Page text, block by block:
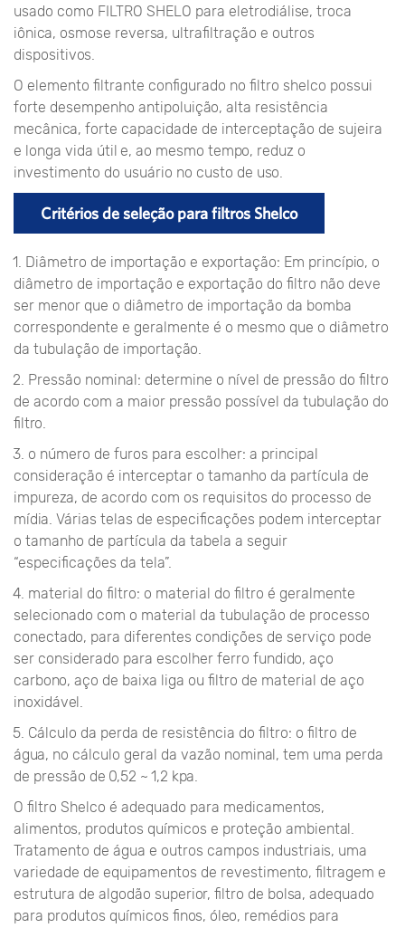
usado como FILTRO SHELO para eletrodiálise, troca
iônica, osmose reversa, ultrafiltração e outros
dispositivos.
O elemento filtrante configurado no filtro shelco possui
forte desempenho antipoluição, alta resistência
mecânica, forte capacidade de interceptação de sujeira
e longa vida útil e, ao mesmo tempo, reduz o
investimento do usuário no custo de uso.
Critérios de seleção para filtros Shelco
1. Diâmetro de importação e exportação: Em princípio, o
diâmetro de importação e exportação do filtro não deve
ser menor que o diâmetro de importação da bomba
correspondente e geralmente é o mesmo que o diâmetro
da tubulação de importação.
2. Pressão nominal: determine o nível de pressão do filtro
de acordo com a maior pressão possível da tubulação do
filtro.
3. o número de furos para escolher: a principal
consideração é interceptar o tamanho da partícula de
impureza, de acordo com os requisitos do processo de
mídia. Várias telas de especificações podem interceptar
o tamanho de partícula da tabela a seguir
“especificações da tela”.
4. material do filtro: o material do filtro é geralmente
selecionado com o material da tubulação de processo
conectado, para diferentes condições de serviço pode
ser considerado para escolher ferro fundido, aço
carbono, aço de baixa liga ou filtro de material de aço
inoxidável.
5. Cálculo da perda de resistência do filtro: o filtro de
água, no cálculo geral da vazão nominal, tem uma perda
de pressão de 0,52 ~ 1,2 kpa.
O filtro Shelco é adequado para medicamentos,
alimentos, produtos químicos e proteção ambiental.
Tratamento de água e outros campos industriais, uma
variedade de equipamentos de revestimento, filtragem e
estrutura de algodão superior, filtro de bolsa, adequado
para produtos químicos finos, óleo, remédios para